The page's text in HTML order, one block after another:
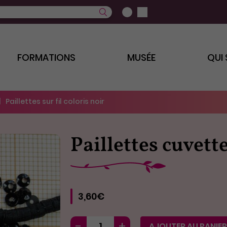
FORMATIONS MUSÉE QUI
Paillettes sur fil coloris noir
Paillettes
3,60€